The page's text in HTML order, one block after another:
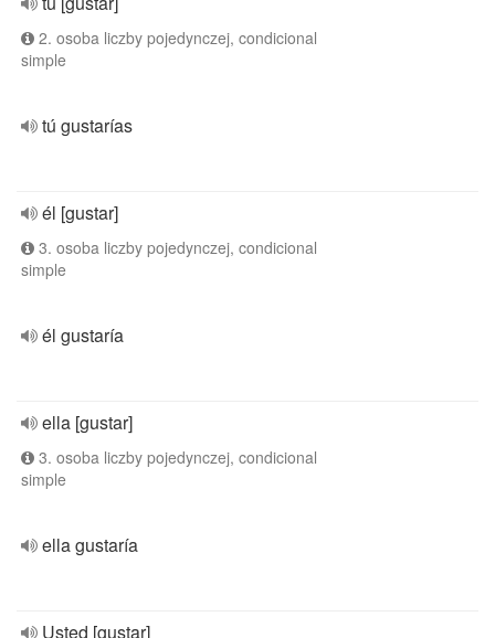
2. osoba liczby pojedynczej, condicional
simple
tú gustarías
él [gustar]
3. osoba liczby pojedynczej, condicional
simple
él gustaría
ella [gustar]
3. osoba liczby pojedynczej, condicional
simple
ella gustaría
Usted [gustar]